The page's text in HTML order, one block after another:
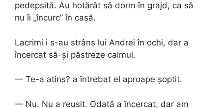
pedepsită. Au hotărât să dorm în grajd, ca să
nu îi „încurc” în casă.
Lacrimi i s-au strâns lui Andrei în ochi, dar a
încercat să-și păstreze calmul.
— Te-a atins? a întrebat el aproape șoptit.
— Nu. Nu a reușit. Odată a încercat, dar am